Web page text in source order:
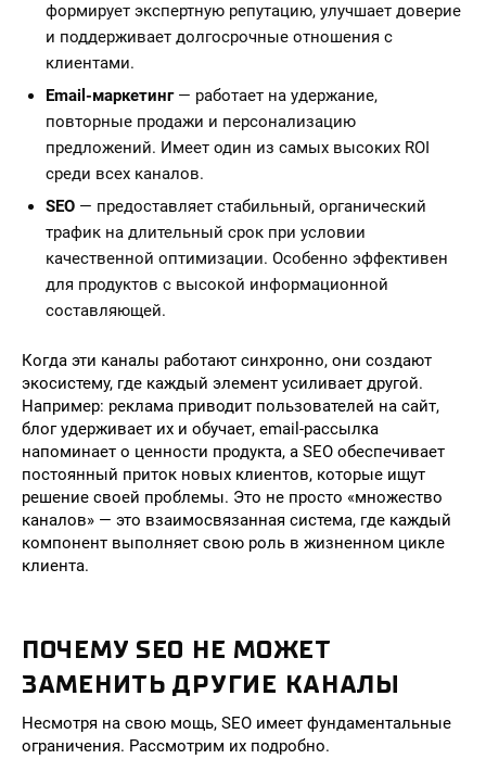
формирует экспертную репутацию, улучшает доверие
и поддерживает долгосрочные отношения с
клиентами.
Email-маркетинг— работает на удержание,
повторные продажи и персонализацию
предложений. Имеет один из самых высоких ROI
среди всех каналов.
SEO — предоставляет стабильный, органический
трафик на длительный срок при условии
качественной оптимизации. Особенно эффективен
для продуктов с высокой информационной
составляющей.
Когда эти каналы работают синхронно, они создают
экосистему, где каждый элемент усиливает другой.
Например: реклама приводит пользователей на сайт,
блог удерживает их и обучает, email-рассылка
напоминает о ценности продукта, а SEO обеспечивает
постоянный приток новых клиентов, которые ищут
решение своей проблемы. Это не просто «множество
каналов» — это взаимосвязанная система, где каждый
компонент выполняет свою роль в жизненном цикле
клиента.
ПОЧЕМУ SEO НЕ МОЖЕТ
ЗАМЕНИТЬ ДРУГИЕ КАНАЛЫ
Несмотря на свою мощь, SEO имеет фундаментальные
ограничения. Рассмотрим их подробно.